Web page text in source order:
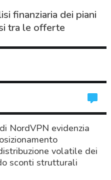
finanziaria dei piani
tra le offerte
NordVPN evidenzia
volatile dei
sconti strutturali